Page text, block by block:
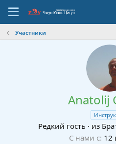
Участники
Anatolij
Редкий гость · из
С нами с 12